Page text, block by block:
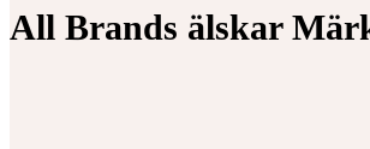
All Brands älskar